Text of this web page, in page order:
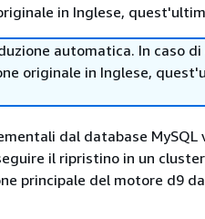
in Inglese,
automatica. In caso
originale in Inglese,
dal database MySQL
il ripristino in un
principale del motore d9